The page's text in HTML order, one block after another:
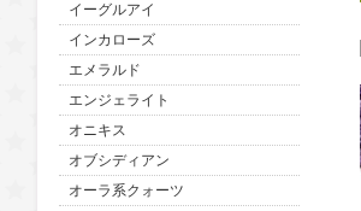
イーグルアイ
インカローズ
エメラルド
エンジェライト
オニキス
オブシディアン
オーラ系クォーツ